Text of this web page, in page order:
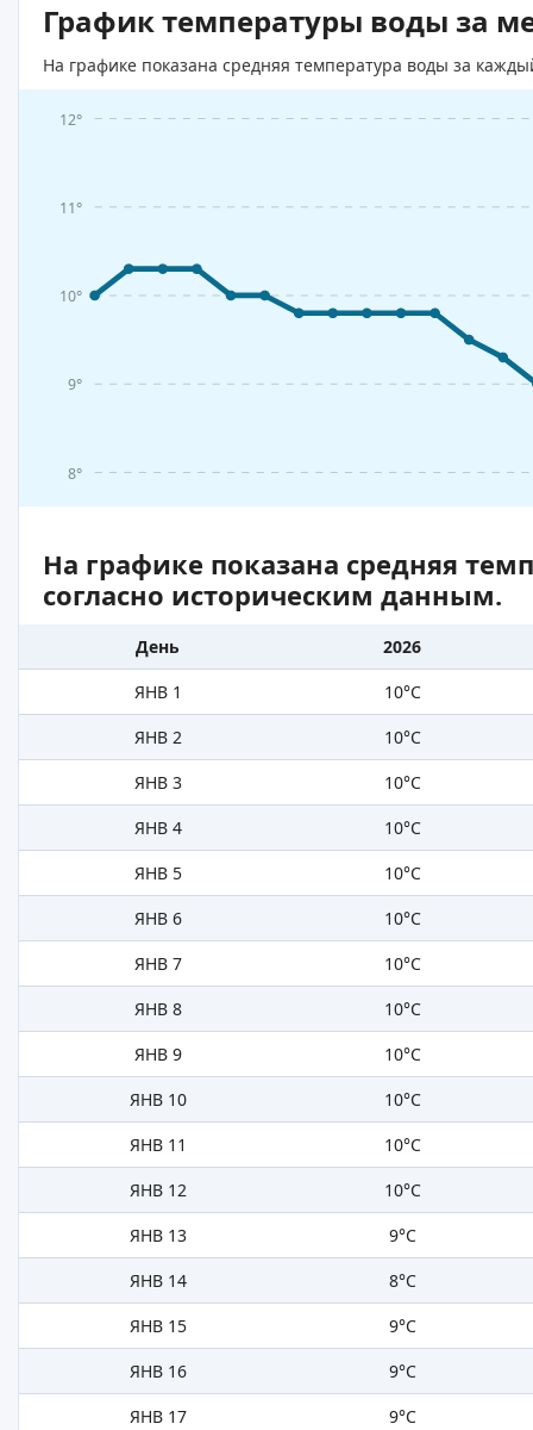
График температуры воды за
На графике показана средняя температура воды за
8°
9°
10°
11°
12°
На графике показана средняя
согласно историческим данным.
День
2026
ЯНВ 1
10°C
ЯНВ 2
10°C
ЯНВ 3
10°C
ЯНВ 4
10°C
ЯНВ 5
10°C
ЯНВ 6
10°C
ЯНВ 7
10°C
ЯНВ 8
10°C
ЯНВ 9
10°C
ЯНВ 10
10°C
ЯНВ 11
10°C
ЯНВ 12
10°C
ЯНВ 13
9°C
ЯНВ 14
8°C
ЯНВ 15
9°C
ЯНВ 16
9°C
ЯНВ 17
9°C